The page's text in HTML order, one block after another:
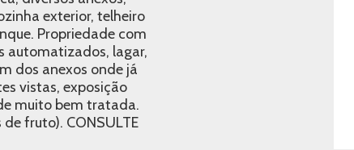
exterior, telheiro
Propriedade com
automatizados, lagar,
dos anexos onde já
vistas, exposição
muito bem tratada.
de fruto). CONSULTE